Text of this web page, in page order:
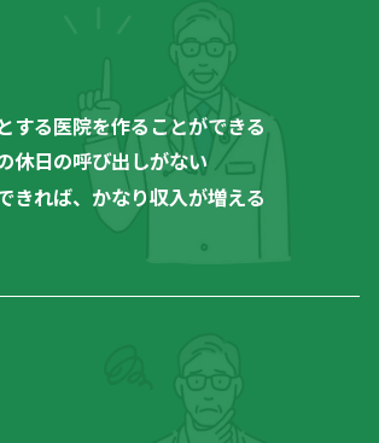
する医院を作ることができる
休日の呼び出しがない
きれば、かなり収入が増える